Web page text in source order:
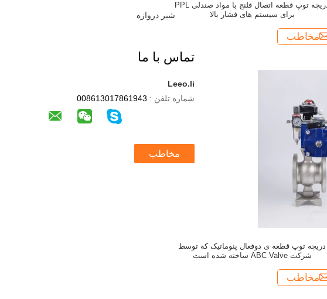
شیر دروازه
تماس با ما
Leeo.li
شماره تلفن :
مخاطب
دریچه توپ قطعه اتصال فلنج با مواد صندلی PPL
برای سیستم های فشار بالا
مخاطب
دریچه توپ قطعه ی دوفعال پنوماتیک که توسط
شرکت ABC Valve ساخته شده است
مخاطب